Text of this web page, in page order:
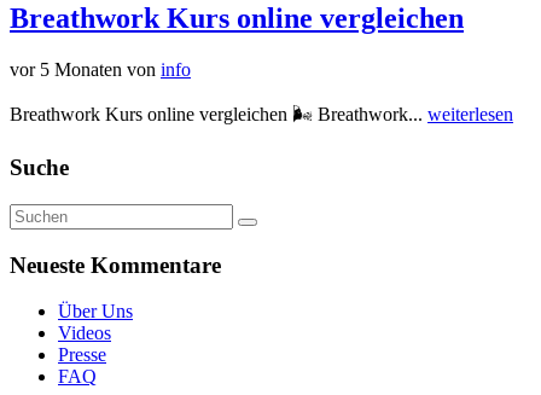
Breathwork Kurs online vergleichen
vor 5 Monaten von info
Breathwork Kurs online vergleichen 🌬️ Breathwork... weiterlesen
Suche
Neueste Kommentare
Über Uns
Videos
Presse
FAQ